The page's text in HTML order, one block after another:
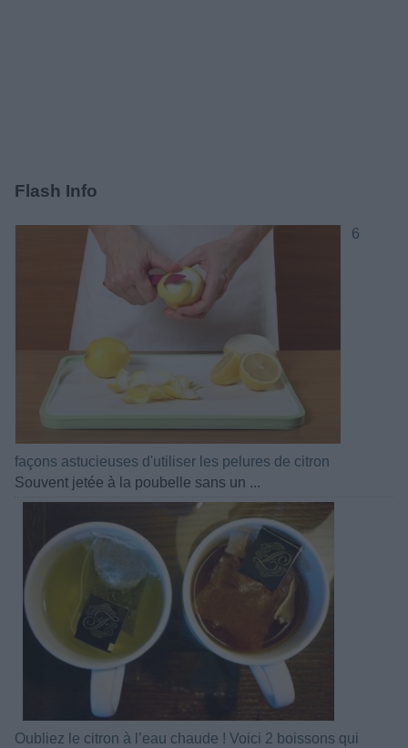
Flash Info
6
façons astucieuses d'utiliser les pelures de citron
Souvent jetée à la poubelle sans un ...
Oubliez le citron à l’eau chaude ! Voici 2 boissons qui